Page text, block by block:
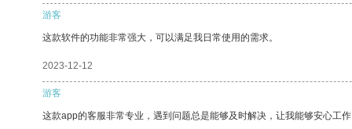
游客
这款软件的功能非常强大，可以满足我日常使用的需求。
2023-12-12
游客
这款app的客服非常专业，遇到问题总是能够及时解决，让我能够安心工